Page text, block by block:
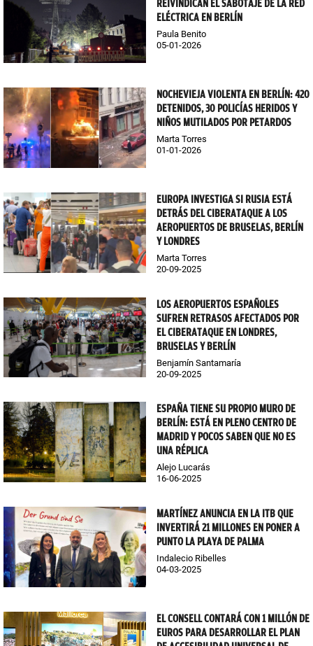
REIVINDICAN EL SABOTAJE DE LA RED
ELÉCTRICA EN BERLÍN
Paula Benito
05-01-2026
NOCHEVIEJA VIOLENTA EN BERLÍN: 420
DETENIDOS, 30 POLICÍAS HERIDOS Y
NIÑOS MUTILADOS POR PETARDOS
Marta Torres
01-01-2026
EUROPA INVESTIGA SI RUSIA ESTÁ
DETRÁS DEL CIBERATAQUE A LOS
AEROPUERTOS DE BRUSELAS, BERLÍN
Y LONDRES
Marta Torres
20-09-2025
LOS AEROPUERTOS ESPAÑOLES
SUFREN RETRASOS AFECTADOS POR
EL CIBERATAQUE EN LONDRES,
BRUSELAS Y BERLÍN
Benjamín Santamaría
20-09-2025
ESPAÑA TIENE SU PROPIO MURO DE
BERLÍN: ESTÁ EN PLENO CENTRO DE
MADRID Y POCOS SABEN QUE NO ES
UNA RÉPLICA
Alejo Lucarás
16-06-2025
MARTÍNEZ ANUNCIA EN LA ITB QUE
INVERTIRÁ 21 MILLONES EN PONER A
PUNTO LA PLAYA DE PALMA
Indalecio Ribelles
04-03-2025
EL CONSELL CONTARÁ CON 1 MILLÓN DE
EUROS PARA DESARROLLAR EL PLAN